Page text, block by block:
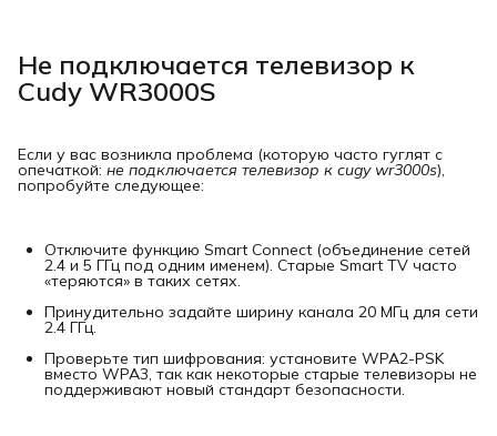
Не подключается телевизор к
Cudy WR3000S
Если у вас возникла проблема (которую часто гуглят с
опечаткой: не подключается телевизор к cugy wr3000s),
попробуйте следующее:
Отключите функцию Smart Connect (объединение сетей
2.4 и 5 ГГц под одним именем). Старые Smart TV часто
«теряются» в таких сетях.
Принудительно задайте ширину канала 20 МГц для сети
2.4 ГГц.
Проверьте тип шифрования: установите WPA2-PSK
вместо WPA3, так как некоторые старые телевизоры не
поддерживают новый стандарт безопасности.